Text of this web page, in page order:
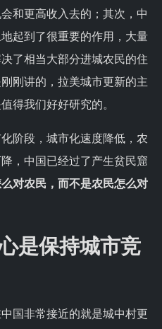
和更高收入去的；其次，中
起到了很重要的作用，大量
了相当大部分进城农民的住
刚讲的，拉美城市更新的主
得我们好好研究的。
阶段，城市化速度降低，农
，中国已经过了产生贫民窟
对农民，而不是农民怎么对
是保持城市竞
国非常接近的就是城中村更